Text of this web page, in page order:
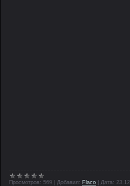
Просмотров: 569 Добавил: Flaco Дата: